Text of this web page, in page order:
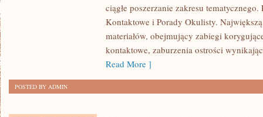
SOCZEWKI
KONTAKTOWE
ciągłe poszerzanie zakresu
Kontaktowe i Porady Okulisty.
materiałów, obejmujący zabiegi
kontaktowe, zaburzenia ostrości
Read More ]
POSTED BY ADMIN